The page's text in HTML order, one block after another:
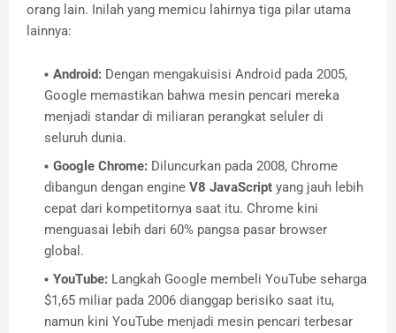
orang lain. Inilah yang memicu lahirnya tiga pilar utama
lainnya:
Android: Dengan mengakuisisi Android pada 2005,
Google memastikan bahwa mesin pencari mereka
menjadi standar di miliaran perangkat seluler di
seluruh dunia.
Google Chrome: Diluncurkan pada 2008, Chrome
dibangun dengan engine V8 JavaScript yang jauh lebih
cepat dari kompetitornya saat itu. Chrome kini
menguasai lebih dari 60% pangsa pasar browser
global.
YouTube: Langkah Google membeli YouTube seharga
$1,65 miliar pada 2006 dianggap berisiko saat itu,
namun kini YouTube menjadi mesin pencari terbesar